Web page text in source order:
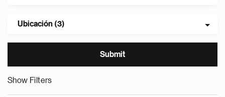
Ubicación (3)
Show Filters